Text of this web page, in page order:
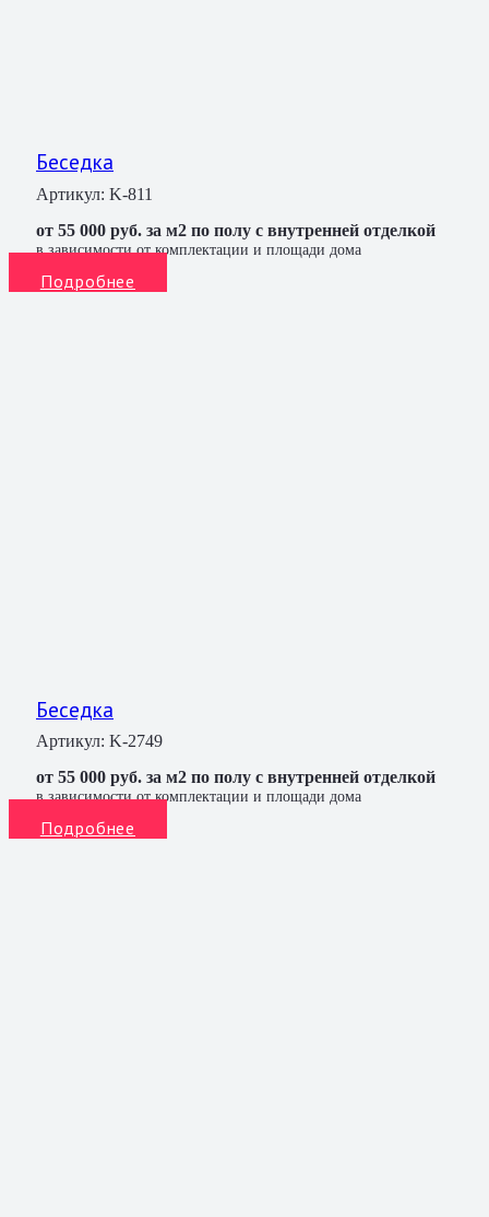
Беседка
Артикул: K-811
от 55 000 руб. за м2 по полу с внутренней отделкой
в зависимости от комплектации и площади дома
Подробнее
Беседка
Артикул: K-2749
от 55 000 руб. за м2 по полу с внутренней отделкой
в зависимости от комплектации и площади дома
Подробнее